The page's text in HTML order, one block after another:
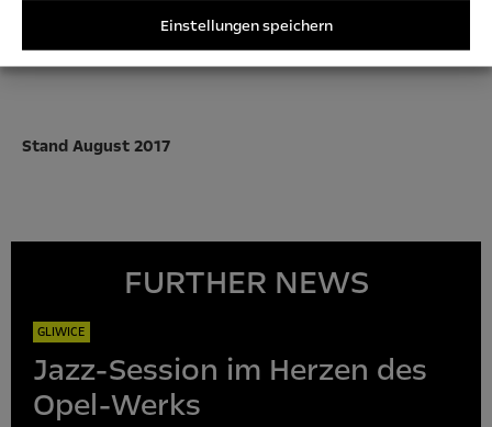
Einstellungen speichern
Stand August 2017
FURTHER NEWS
GLIWICE
Jazz-Session im Herzen des
Opel-Werks